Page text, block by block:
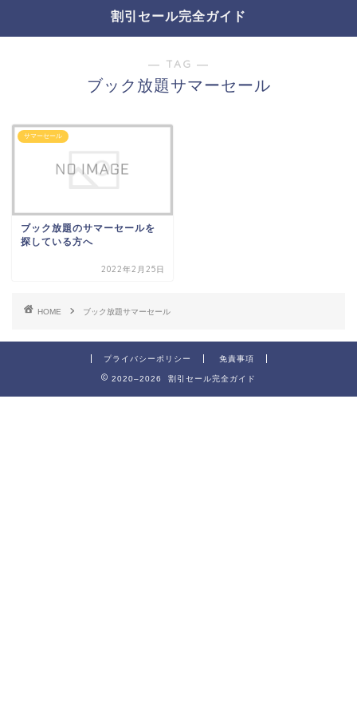
割引セール完全ガイド
― TAG ―
ブック放題サマーセール
サマーセール
ブック放題のサマーセールを
探している方へ
2022年2月25日
HOME ブック放題サマーセール
プライバシーポリシー 免責事項
2020–2026 割引セール完全ガイド